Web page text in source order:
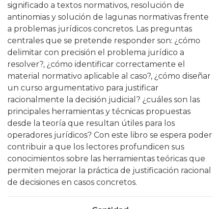
significado a textos normativos, resolución de
antinomias y solución de lagunas normativas frente
a problemas jurídicos concretos. Las preguntas
centrales que se pretende responder son: ¿cómo
delimitar con precisión el problema jurídico a
resolver?, ¿cómo identificar correctamente el
material normativo aplicable al caso?, ¿cómo diseñar
un curso argumentativo para justificar
racionalmente la decisión judicial? ¿cuáles son las
principales herramientas y técnicas propuestas
desde la teoría que resultan útiles para los
operadores jurídicos? Con este libro se espera poder
contribuir a que los lectores profundicen sus
conocimientos sobre las herramientas teóricas que
permiten mejorar la práctica de justificación racional
de decisiones en casos concretos.